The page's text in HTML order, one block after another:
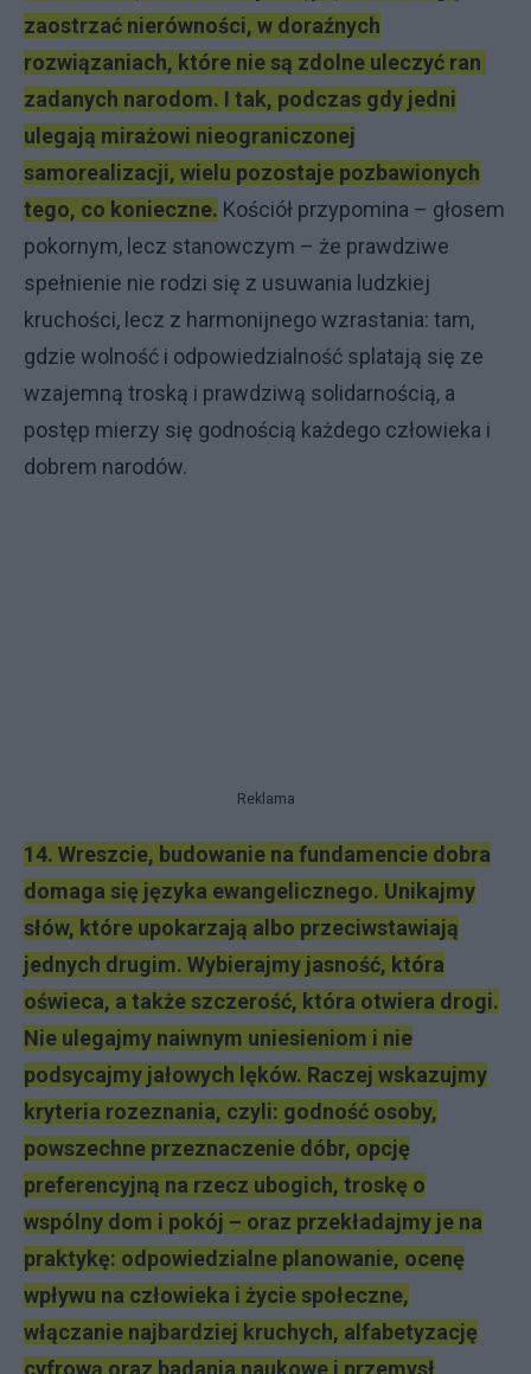
zaostrzać nierówności, w doraźnych
rozwiązaniach, które nie są zdolne uleczyć ran
zadanych narodom. I tak, podczas gdy jedni
ulegają mirażowi nieograniczonej
samorealizacji, wielu pozostaje pozbawionych
tego, co konieczne. Kościół przypomina – głosem
pokornym, lecz stanowczym – że prawdziwe
spełnienie nie rodzi się z usuwania ludzkiej
kruchości, lecz z harmonijnego wzrastania: tam,
gdzie wolność i odpowiedzialność splatają się ze
wzajemną troską i prawdziwą solidarnością, a
postęp mierzy się godnością każdego człowieka i
dobrem narodów.
Reklama
14. Wreszcie, budowanie na fundamencie dobra
domaga się języka ewangelicznego. Unikajmy
słów, które upokarzają albo przeciwstawiają
jednych drugim. Wybierajmy jasność, która
oświeca, a także szczerość, która otwiera drogi.
Nie ulegajmy naiwnym uniesieniom i nie
podsycajmy jałowych lęków. Raczej wskazujmy
kryteria rozeznania, czyli: godność osoby,
powszechne przeznaczenie dóbr, opcję
preferencyjną na rzecz ubogich, troskę o
wspólny dom i pokój – oraz przekładajmy je na
praktykę: odpowiedzialne planowanie, ocenę
wpływu na człowieka i życie społeczne,
włączanie najbardziej kruchych, alfabetyzację
cyfrową oraz badania naukowe i przemysł